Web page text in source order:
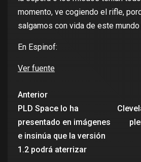
momento, ve cogiendo el rifle,
salgamos con vida de este
En Espinof:
Ver fuente
Anterior
PLD Space lo ha
presentado en imágenes
e insinúa que la versión
1.2 podrá aterrizar